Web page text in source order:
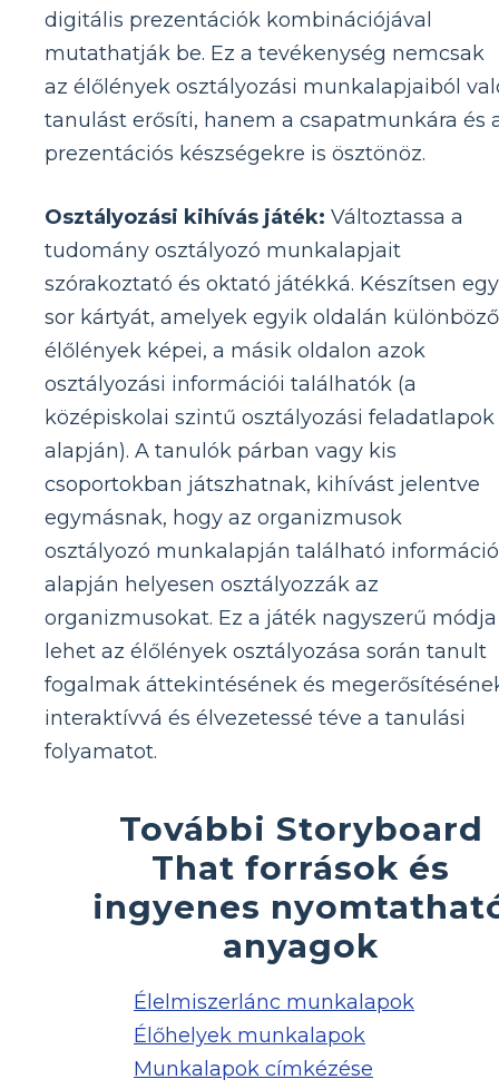
digitális prezentációk kombinációjával
mutathatják be. Ez a tevékenység nemcsak
az élőlények osztályozási munkalapjaiból
tanulást erősíti, hanem a csapatmunkára és
prezentációs készségekre is ösztönöz.
Osztályozási kihívás játék: Változtassa a
tudomány osztályozó munkalapjait
szórakoztató és oktató játékká. Készítsen egy
sor kártyát, amelyek egyik oldalán különböző
élőlények képei, a másik oldalon azok
osztályozási információi találhatók (a
középiskolai szintű osztályozási feladatlapok
alapján). A tanulók párban vagy kis
csoportokban játszhatnak, kihívást jelentve
egymásnak, hogy az organizmusok
osztályozó munkalapján található
alapján helyesen osztályozzák az
organizmusokat. Ez a játék nagyszerű módja
lehet az élőlények osztályozása során tanult
fogalmak áttekintésének és
interaktívvá és élvezetessé téve a tanulási
folyamatot.
További Storyboard
That források és
ingyenes
anyagok
Élelmiszerlánc munkalapok
Élőhelyek munkalapok
Munkalapok címkézése